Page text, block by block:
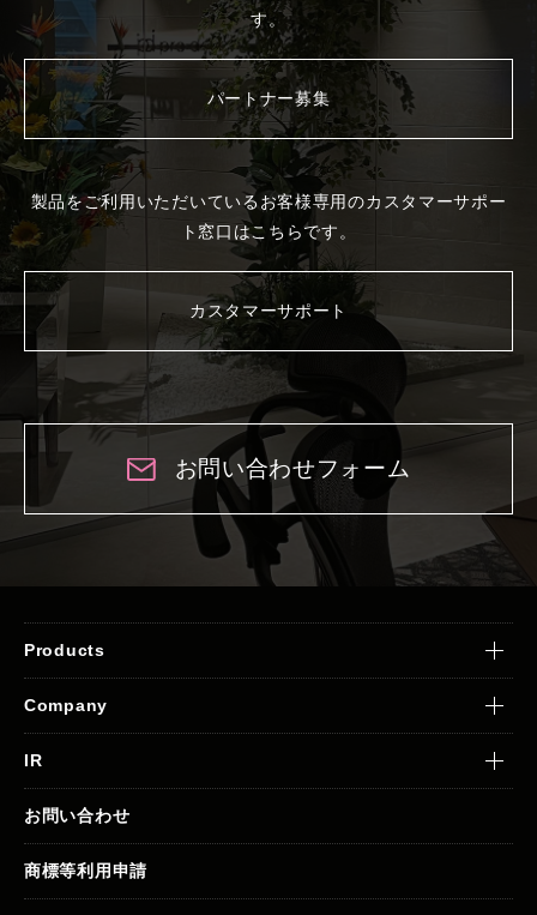
す。
パートナー募集
製品をご利用いただいているお客様専用のカスタマーサポー
ト窓口はこちらです。
カスタマーサポート
お問い合わせフォーム
Products
Company
IR
お問い合わせ
商標等利用申請